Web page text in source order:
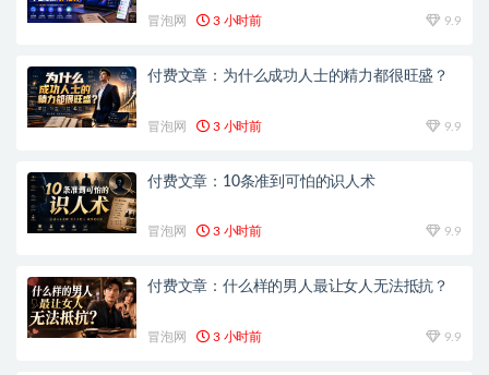
冒泡网 3 小时前 9.9
付费文章：为什么成功人士的精力都很旺盛？
冒泡网 3 小时前 9.9
付费文章：10条准到可怕的识人术
冒泡网 3 小时前 9.9
付费文章：什么样的男人最让女人无法抵抗？
冒泡网 3 小时前 9.9